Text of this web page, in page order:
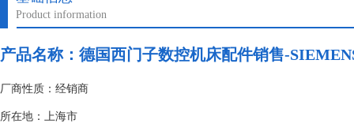
Product information
产品名称： 德国西门子数控机床配件销售-
厂商性质：经销商
所在地：上海市